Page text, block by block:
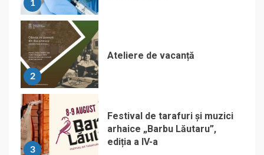
1
2
Ateliere de vacanță
3
Festival de tarafuri și muzici
arhaice „Barbu Lăutaru”,
ediția a IV-a